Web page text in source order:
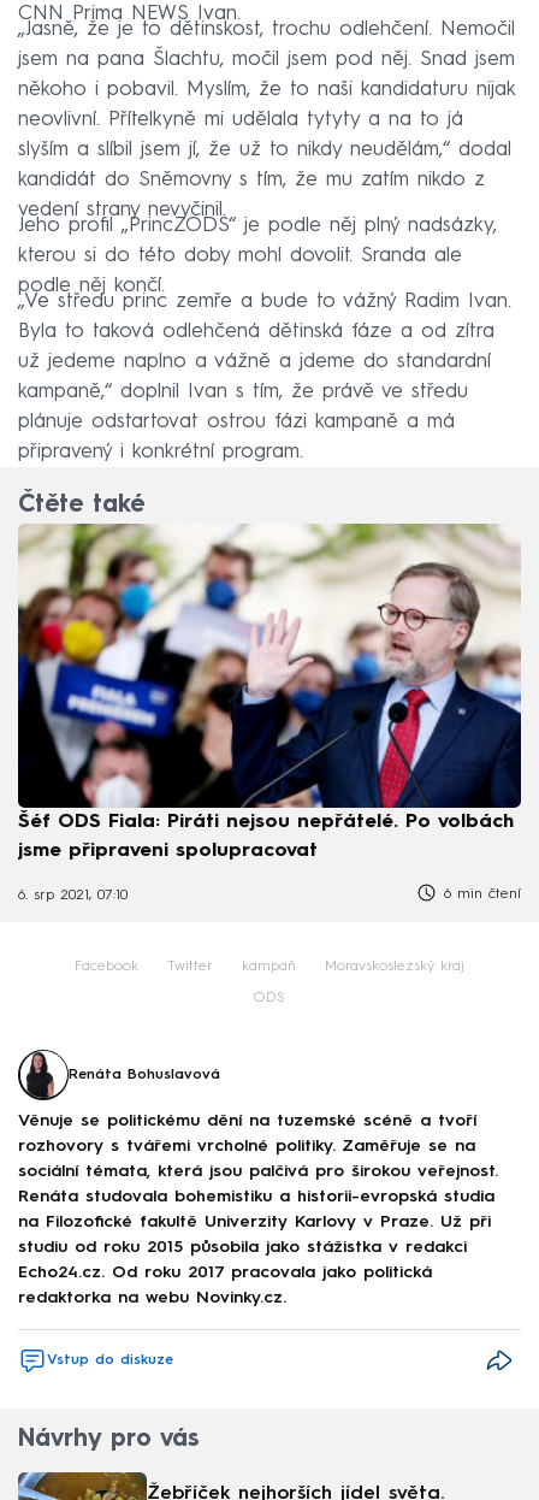
CNN Prima NEWS Ivan.
„Jasně, že je to dětinskost, trochu odlehčení. Nemočil
jsem na pana Šlachtu, močil jsem pod něj. Snad jsem
někoho i pobavil. Myslím, že to naši kandidaturu nijak
neovlivní. Přítelkyně mi udělala tytyty a na to já
slyším a slíbil jsem jí, že už to nikdy neudělám,“ dodal
kandidát do Sněmovny s tím, že mu zatím nikdo z
vedení strany nevyčinil.
Jeho profil „PrincZODS“ je podle něj plný nadsázky,
kterou si do této doby mohl dovolit. Sranda ale
podle něj končí.
„Ve středu princ zemře a bude to vážný Radim Ivan.
Byla to taková odlehčená dětinská fáze a od zítra
už jedeme naplno a vážně a jdeme do standardní
kampaně,“ doplnil Ivan s tím, že právě ve středu
plánuje odstartovat ostrou fázi kampaně a má
připravený i konkrétní program.
Čtěte také
Šéf ODS Fiala: Piráti nejsou nepřátelé. Po volbách
jsme připraveni spolupracovat
6. srp 2021, 07:10 6 min čtení
Facebook Twitter kampaň Moravskoslezský kraj
ODS
Renáta Bohuslavová
Věnuje se politickému dění na tuzemské scéně a tvoří
rozhovory s tvářemi vrcholné politiky. Zaměřuje se na
sociální témata, která jsou palčivá pro širokou veřejnost.
Renáta studovala bohemistiku a historii-evropská studia
na Filozofické fakultě Univerzity Karlovy v Praze. Už při
studiu od roku 2015 působila jako stážistka v redakci
Echo24.cz. Od roku 2017 pracovala jako politická
redaktorka na webu Novinky.cz.
Vstup do diskuze
Návrhy pro vás
Žebříček nejhorších jídel světa.